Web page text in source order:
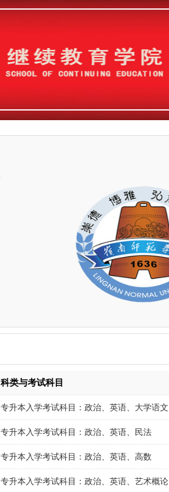
科类与考试科目
专升本入学考试科目：政治、英语、大学语文
专升本入学考试科目：政治、英语、民法
专升本入学考试科目：政治、英语、高数
专升本入学考试科目：政治、英语、艺术概论